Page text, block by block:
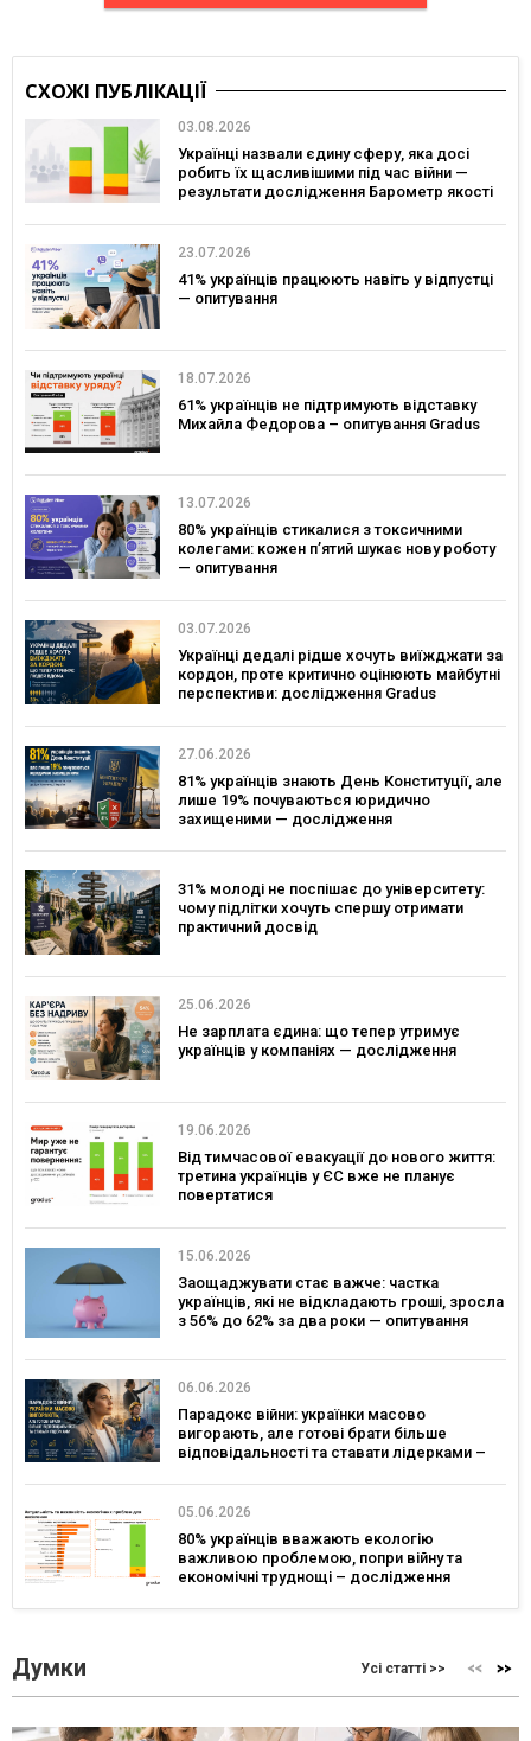
СХОЖІ ПУБЛІКАЦІЇ
03.08.2026
Українці назвали єдину сферу, яка досі
робить їх щасливішими під час війни —
результати дослідження Барометр якості
23.07.2026
41% українців працюють навіть у відпустці
— опитування
18.07.2026
61% українців не підтримують відставку
Михайла Федорова – опитування Gradus
13.07.2026
80% українців стикалися з токсичними
колегами: кожен п’ятий шукає нову роботу
— опитування
03.07.2026
Українці дедалі рідше хочуть виїжджати за
кордон, проте критично оцінюють майбутні
перспективи: дослідження Gradus
27.06.2026
81% українців знають День Конституції, але
лише 19% почуваються юридично
захищеними — дослідження
31% молоді не поспішає до університету:
чому підлітки хочуть спершу отримати
практичний досвід
25.06.2026
Не зарплата єдина: що тепер утримує
українців у компаніях — дослідження
19.06.2026
Від тимчасової евакуації до нового життя:
третина українців у ЄС вже не планує
повертатися
15.06.2026
Заощаджувати стає важче: частка
українців, які не відкладають гроші, зросла
з 56% до 62% за два роки — опитування
06.06.2026
Парадокс війни: українки масово
вигорають, але готові брати більше
відповідальності та ставати лідерками –
05.06.2026
80% українців вважають екологію
важливою проблемою, попри війну та
економічні труднощі – дослідження
Думки Усі статті >>